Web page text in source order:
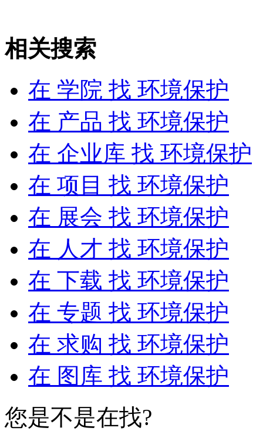
相关搜索
在 学院 找 环境保护
在 产品 找 环境保护
在 企业库 找 环境保护
在 项目 找 环境保护
在 展会 找 环境保护
在 人才 找 环境保护
在 下载 找 环境保护
在 专题 找 环境保护
在 求购 找 环境保护
在 图库 找 环境保护
您是不是在找?